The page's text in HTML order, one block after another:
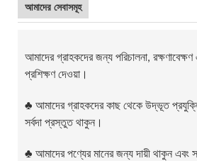
আমাদের সেবাসমূহ
আমাদের গ্রাহকদের জন্য পরিচালনা, রক্ষণাবেক্ষণ
প্রশিক্ষণ দেওয়া।
♣ আমাদের গ্রাহকদের কাছ থেকে উদ্ভূত
সর্বদা প্রস্তুত থাকুন।
♣ আমাদের পণ্যের মানের জন্য দায়ী থাকুন এবং